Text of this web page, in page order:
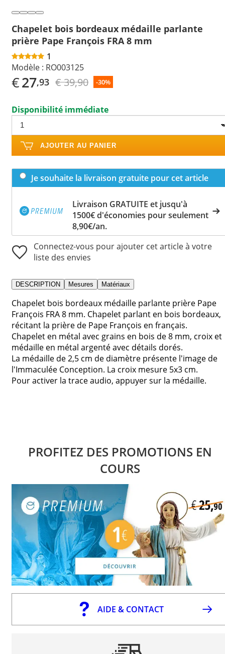
Chapelet bois bordeaux médaille parlante
prière Pape François FRA 8 mm
1
Modèle : RO003125
€27,93 € 39,90 -30%
Disponibilité immédiate
AJOUTER AU PANIER
Je souhaite la livraison gratuite pour cet article
Livraison GRATUITE et jusqu'à
1500€ d'économies pour seulement
8,90€/an.
Connectez-vous pour ajouter cet article à votre
liste des envies
DESCRIPTION Mesures Matériaux
Chapelet bois bordeaux médaille parlante prière Pape
François FRA 8 mm. Chapelet parlant en bois bordeaux,
récitant la prière de Pape François en français.
Chapelet en métal avec grains en bois de 8 mm, croix et
médaille en métal argenté avec détails dorés.
La médaille de 2,5 cm de diamètre présente l'image de
l'Immaculée Conception. La croix mesure 5x3 cm.
Pour activer la trace audio, appuyer sur la médaille.
PROFITEZ DES PROMOTIONS EN
COURS
AIDE & CONTACT